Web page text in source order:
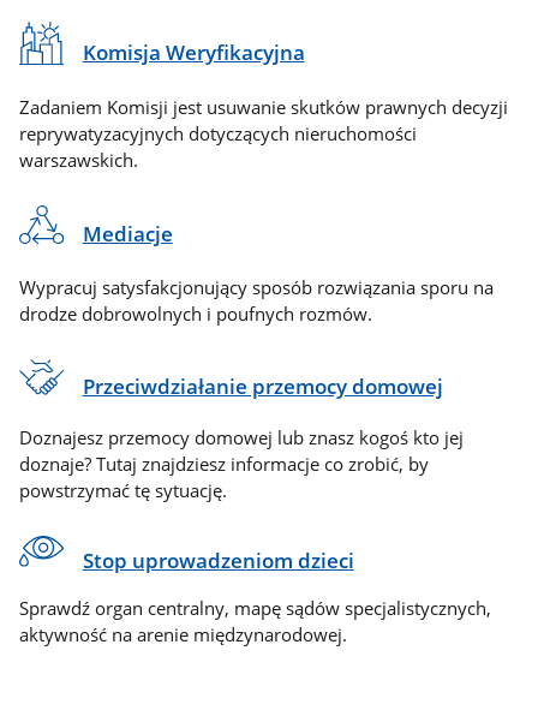
Komisja Weryfikacyjna
Zadaniem Komisji jest usuwanie skutków prawnych decyzji
reprywatyzacyjnych dotyczących nieruchomości
warszawskich.
Mediacje
Wypracuj satysfakcjonujący sposób rozwiązania sporu na
drodze dobrowolnych i poufnych rozmów.
Przeciwdziałanie przemocy domowej
Doznajesz przemocy domowej lub znasz kogoś kto jej
doznaje? Tutaj znajdziesz informacje co zrobić, by
powstrzymać tę sytuację.
Stop uprowadzeniom dzieci
Sprawdź organ centralny, mapę sądów specjalistycznych,
aktywność na arenie międzynarodowej.